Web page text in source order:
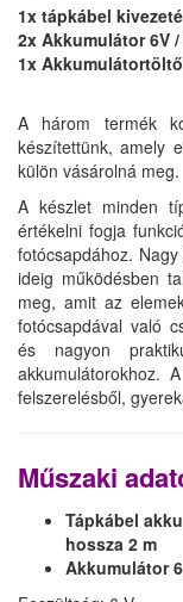
1x tápkábel
2x Akkumulátor 6V /
1x
A három termék
készítettünk, amely
külön vásárolná meg.
A készlet minden
értékelni fogja
fotócsapdához.
ideig működésben
meg, amit az
fotócsapdával való
és nagyon
akkumulátorokhoz.
felszerelésből,
Műszaki
Tápkábel
hossza 2 m
Akkumulátor